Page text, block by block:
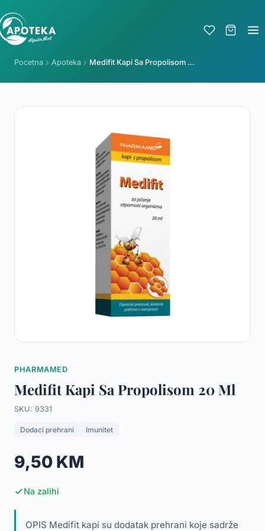
Pocetna Apoteka Medifit Kapi Sa Propolisom 20 Ml
PHARMAMED
Medifit Kapi Sa Propolisom 20 Ml
SKU: 9331
Dodaci prehrani Imunitet
9,50 KM
Na zalihi
OPIS Medifit kapi su dodatak prehrani koje sadrže